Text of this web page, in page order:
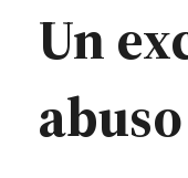
Un